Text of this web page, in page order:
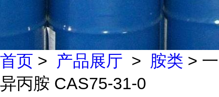
首页 > 产品展厅 > 胺类 > 一
异丙胺 CAS75-31-0